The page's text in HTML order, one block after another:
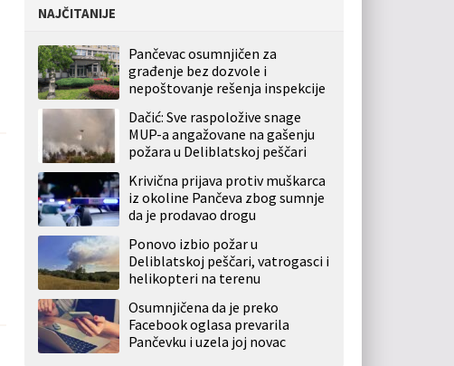
NAJČITANIJE
Pančevac osumnjičen za
građenje bez dozvole i
nepoštovanje rešenja inspekcije
Dačić: Sve raspoložive snage
MUP-a angažovane na gašenju
požara u Deliblatskoj peščari
Krivična prijava protiv muškarca
iz okoline Pančeva zbog sumnje
da je prodavao drogu
Ponovo izbio požar u
Deliblatskoj peščari, vatrogasci i
helikopteri na terenu
Osumnjičena da je preko
Facebook oglasa prevarila
Pančevku i uzela joj novac